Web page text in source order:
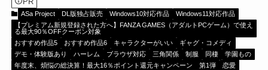
ASa Project DL版独占販売 Windows10対応作品
Windows11対応作品
【プレミアム新規登録された方へ】FANZA GAMES（アダルトPCゲーム）で使え
る最大90％OFFクーポン対象
おすすめ作品5
おすすめ作品6 キャラクターがいい
ギャグ・コメディ
デモ・体験版あり
ハーレム ブラウザ対応 三角関係 制服 同棲
学園もの
年度末、煩悩の総決算！最大16％ポイント還元キャンペーン 第1弾
恋愛